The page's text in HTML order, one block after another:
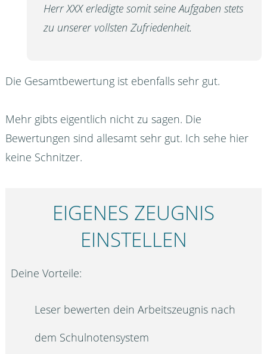
Herr XXX erledigte somit seine Aufgaben stets
zu unserer vollsten Zufriedenheit.
Die Gesamtbewertung ist ebenfalls sehr gut.
Mehr gibts eigentlich nicht zu sagen. Die
Bewertungen sind allesamt sehr gut. Ich sehe hier
keine Schnitzer.
EIGENES ZEUGNIS
EINSTELLEN
Deine Vorteile:
Leser bewerten dein Arbeitszeugnis nach
dem Schulnotensystem